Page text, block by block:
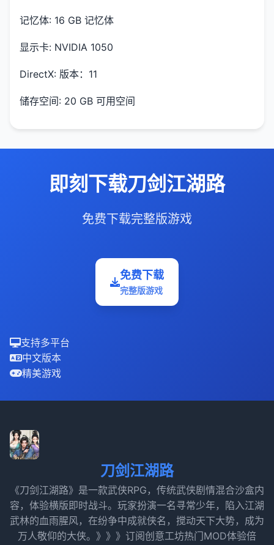
记忆体: 16 GB 记忆体
显示卡: NVIDIA 1050
DirectX: 版本：11
储存空间: 20 GB 可用空间
即刻下载刀剑江湖路
免费下载完整版游戏
免费下载
完整版游戏
支持多平台
中文版本
精美游戏
刀剑江湖路
《刀剑江湖路》是一款武侠RPG，传统武侠剧情混合沙盒内
容，体验横版即时战斗。玩家扮演一名寻常少年，陷入江湖
武林的血雨腥风，在纷争中成就侠名，搅动天下大势，成为
万人敬仰的大侠。》》》订阅创意工坊热门MOD体验倍